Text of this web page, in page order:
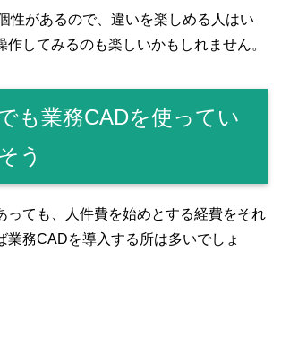
性があるので、違いを楽しめる人はい
作してみるのも楽しいかもしれません。
も業務CADを使ってい
う
っても、人件費を始めとする経費をそれ
業務CADを導入する所は多いでしょ